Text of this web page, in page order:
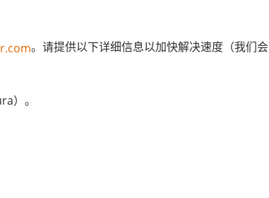
。请提供以下详细信息以加快解决速度（我们会
）。